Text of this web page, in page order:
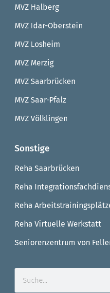
MVZ Halberg
MVZ Idar-Oberstein
MVZ Losheim
MVZ Merzig
MVZ Saarbrücken
MVZ Saar-Pfalz
MVZ Völklingen
Sonstige
Reha Saarbrücken
Reha
Reha
Reha Virtuelle Werkstatt
Seniorenzentrum von